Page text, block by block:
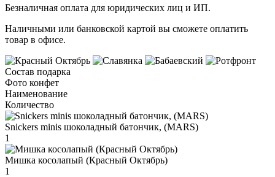
Безналичная оплата для юридических лиц и ИП.
Наличными или банковской картой вы сможете оплатить
товар в офисе.
Состав подарка
Фото конфет
Наименование
Количество
Snickers minis шоколадный батончик, (MARS)
1
Мишка косолапый (Красный Октябрь)
1